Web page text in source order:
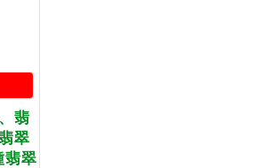
翡
翠
翡翠